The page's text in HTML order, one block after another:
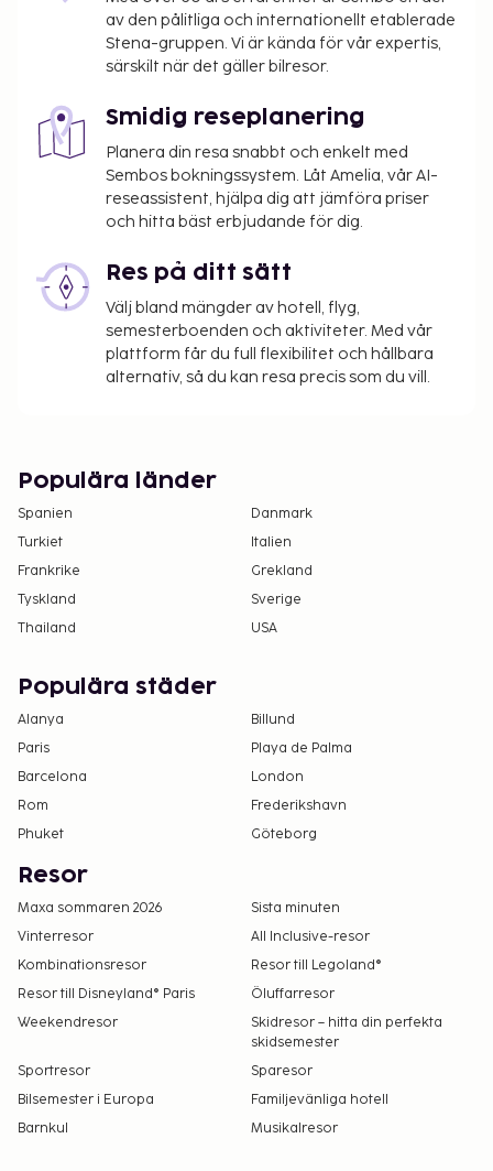
av den pålitliga och internationellt etablerade
Stena-gruppen. Vi är kända för vår expertis,
särskilt när det gäller bilresor.
Smidig reseplanering
Planera din resa snabbt och enkelt med
Sembos bokningssystem. Låt Amelia, vår AI-
reseassistent, hjälpa dig att jämföra priser
och hitta bäst erbjudande för dig.
Res på ditt sätt
Välj bland mängder av hotell, flyg,
semesterboenden och aktiviteter. Med vår
plattform får du full flexibilitet och hållbara
alternativ, så du kan resa precis som du vill.
Populära länder
Spanien
Danmark
Turkiet
Italien
Frankrike
Grekland
Tyskland
Sverige
Thailand
USA
Populära städer
Alanya
Billund
Paris
Playa de Palma
Barcelona
London
Rom
Frederikshavn
Phuket
Göteborg
Resor
Maxa sommaren 2026
Sista minuten
Vinterresor
All Inclusive-resor
Kombinationsresor
Resor till Legoland®
Resor till Disneyland® Paris
Öluffarresor
Weekendresor
Skidresor – hitta din perfekta
skidsemester
Sportresor
Sparesor
Bilsemester i Europa
Familjevänliga hotell
Barnkul
Musikalresor